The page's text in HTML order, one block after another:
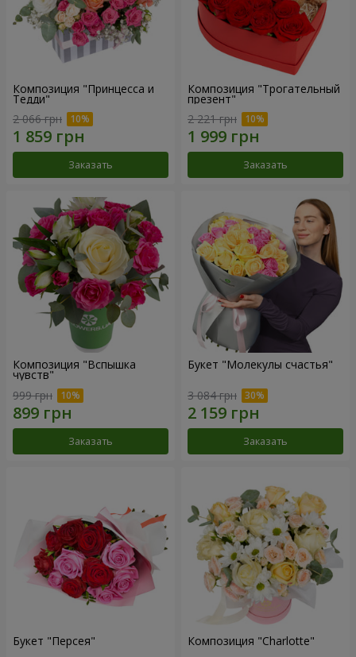
Композиция "Принцесса и
Тедди"
2 066 грн
Заказать
Композиция "Трогательный
презент"
2 221 грн
Заказать
Композиция "Вспышка
чувств"
999 грн
Заказать
Букет "Молекулы счастья"
3 084 грн
Заказать
Букет "Персея" Композиция "Charlotte"